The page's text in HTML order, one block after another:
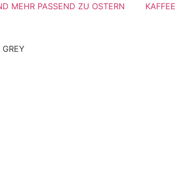
MEHR PASSEND ZU OSTERN KAFFEE